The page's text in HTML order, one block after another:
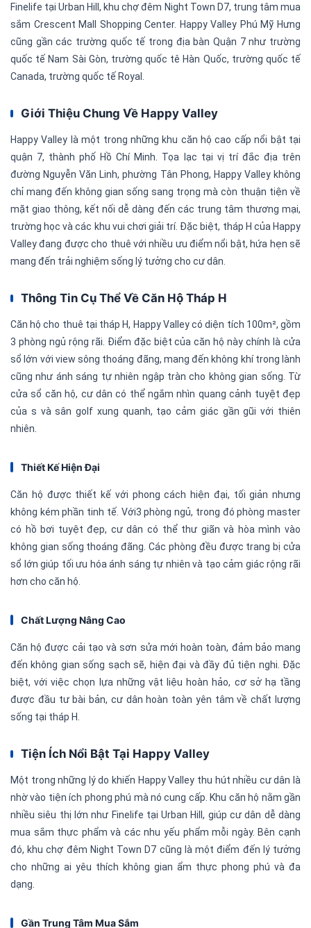
Finelife tại Urban Hill, khu chợ đêm Night Town D7, trung tâm mua
sắm Crescent Mall Shopping Center. Happy Valley Phú Mỹ Hưng
cũng gần các trường quốc tế trong địa bàn Quận 7 như trường
quốc tế Nam Sài Gòn, trường quốc tê Hàn Quốc, trường quốc tế
Canada, trường quốc tế Royal.
Giới Thiệu Chung Về Happy Valley
Happy Valley là một trong những khu căn hộ cao cấp nổi bật tại
quận 7, thành phố Hồ Chí Minh. Tọa lạc tại vị trí đắc địa trên
đường Nguyễn Văn Linh, phường Tân Phong, Happy Valley không
chỉ mang đến không gian sống sang trọng mà còn thuận tiện về
mặt giao thông, kết nối dễ dàng đến các trung tâm thương mại,
trường học và các khu vui chơi giải trí. Đặc biệt, tháp H của Happy
Valley đang được cho thuê với nhiều ưu điểm nổi bật, hứa hẹn sẽ
mang đến trải nghiệm sống lý tưởng cho cư dân.
Thông Tin Cụ Thể Về Căn Hộ Tháp H
Căn hộ cho thuê tại tháp H, Happy Valley có diện tích 100m², gồm
3 phòng ngủ rộng rãi. Điểm đặc biệt của căn hộ này chính là cửa
sổ lớn với view sông thoáng đãng, mang đến không khí trong lành
cũng như ánh sáng tự nhiên ngập tràn cho không gian sống. Từ
cửa sổ căn hộ, cư dân có thể ngắm nhìn quang cảnh tuyệt đẹp
của s và sân golf xung quanh, tạo cảm giác gần gũi với thiên
nhiên.
Thiết Kế Hiện Đại
Căn hộ được thiết kế với phong cách hiện đại, tối giản nhưng
không kém phần tinh tế. Với3 phòng ngủ, trong đó phòng master
có hồ bơi tuyệt đẹp, cư dân có thể thư giãn và hòa mình vào
không gian sống thoáng đãng. Các phòng đều được trang bị cửa
sổ lớn giúp tối ưu hóa ánh sáng tự nhiên và tạo cảm giác rộng rãi
hơn cho căn hộ.
Chất Lượng Nâng Cao
Căn hộ được cải tạo và sơn sửa mới hoàn toàn, đảm bảo mang
đến không gian sống sạch sẽ, hiện đại và đầy đủ tiện nghi. Đặc
biệt, với việc chọn lựa những vật liệu hoàn hảo, cơ sở hạ tầng
được đầu tư bài bản, cư dân hoàn toàn yên tâm về chất lượng
sống tại tháp H.
Tiện Ích Nổi Bật Tại Happy Valley
Một trong những lý do khiến Happy Valley thu hút nhiều cư dân là
nhờ vào tiện ích phong phú mà nó cung cấp. Khu căn hộ nằm gần
nhiều siêu thị lớn như Finelife tại Urban Hill, giúp cư dân dễ dàng
mua sắm thực phẩm và các nhu yếu phẩm mỗi ngày. Bên cạnh
đó, khu chợ đêm Night Town D7 cũng là một điểm đến lý tưởng
cho những ai yêu thích không gian ẩm thực phong phú và đa
dạng.
Gần Trung Tâm Mua Sắm